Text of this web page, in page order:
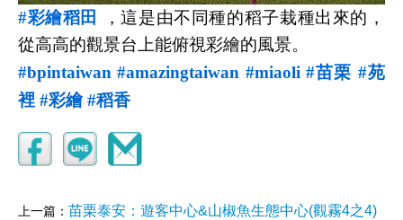
#彩繪稻田
，這是由不同種的稻子栽種出來的，
從高高的觀景台上能俯視彩繪的風景。
#bpintaiwan #amazingtaiwan #miaoli #苗栗 #苑
裡 #彩繪 #稻香
上一篇： 苗栗泰安：遊客中心&山椒魚生態中心(觀霧4之4)